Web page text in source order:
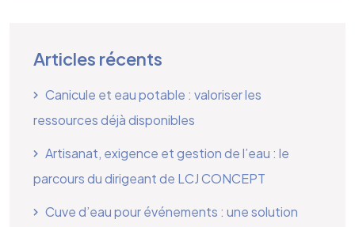
Articles récents
Canicule et eau potable : valoriser les
ressources déjà disponibles
Artisanat, exigence et gestion de l’eau : le
parcours du dirigeant de LCJ CONCEPT
Cuve d’eau pour événements : une solution